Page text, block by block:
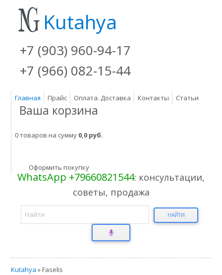
Kutahya
+7 (903) 960-94-17
+7 (966) 082-15-44
Главная Прайс Оплата. Доставка Контакты Статьи
Ваша корзина
0 товаров на сумму 0,0 руб.
Оформить покупку
WhatsApp +79660821544: консультации,
советы, продажа
НАЙТИ
Kutahya » Faselis